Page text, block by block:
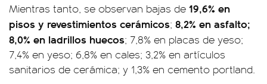
Mientras tanto, se observan bajas de 19,6% en
pisos y revestimientos cerámicos; 8,2% en asfalto;
8,0% en ladrillos huecos; 7,8% en placas de yeso;
7,4% en yeso; 6,8% en cales; 3,2% en artículos
sanitarios de cerámica; y 1,3% en cemento portland.